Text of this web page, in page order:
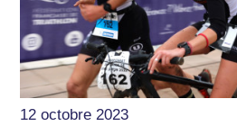
12 octobre 2023